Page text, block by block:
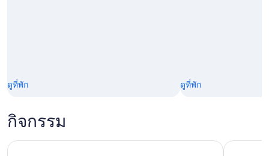
ดูที่พัก ดูที่พัก
กิจกรรม
อันตัลยา/เคเมอร์: ทัวร์เรือกลุ่มเล็กเกาะ Suluada พร้อมอาหารก
ทัวร์ชมเมื